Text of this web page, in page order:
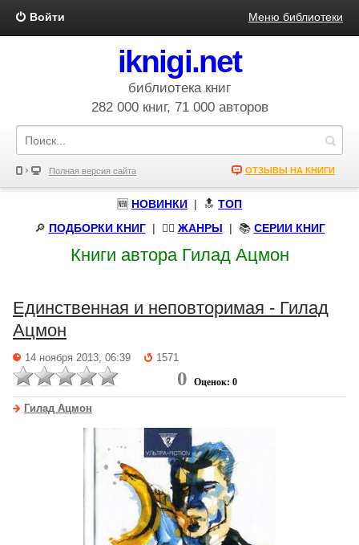
Войти Меню библиотеки
iknigi.net
библиотека книг
282 000 книг, 71 000 авторов
Полная версия сайта ОТЗЫВЫ НА КНИГИ
🆕 НОВИНКИ | 🔝 ТОП
🔎 ПОДБОРКИ КНИГ| 🧝‍♀️ ЖАНРЫ | 📚 СЕРИИ КНИГ
Книги автора Гилад Ацмон
Единственная и неповторимая - Гилад
Ацмон
14 ноября 2013, 06:39 1571
0 Оценок: 0
Гилад Ацмон